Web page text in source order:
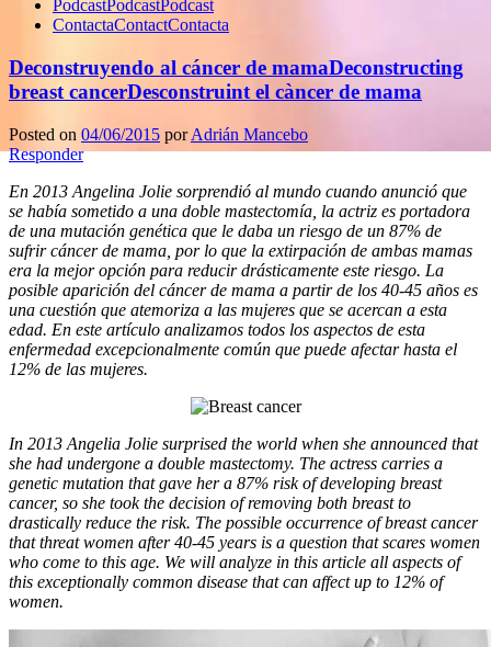
PodcastPodcastPodcast
ContactaContactContacta
Deconstruyendo al cáncer de mamaDeconstructing
breast cancerDesconstruint el càncer de mama
Posted on 04/06/2015 porAdrián Mancebo
Responder
En 2013 Angelina Jolie sorprendió al mundo cuando anunció que
se había sometido a una doble mastectomía, la actriz es portadora
de una mutación genética que le daba un riesgo de un 87% de
sufrir cáncer de mama, por lo que la extirpación de ambas mamas
era la mejor opción para reducir drásticamente este riesgo. La
posible aparición del cáncer de mama a partir de los 40-45 años es
una cuestión que atemoriza a las mujeres que se acercan a esta
edad. En este artículo analizamos todos los aspectos de esta
enfermedad excepcionalmente común que puede afectar hasta el
12% de las mujeres.
In 2013 Angelia Jolie surprised the world when she announced that
she had undergone a double mastectomy. The actress carries a
genetic mutation that gave her a 87% risk of developing breast
cancer, so she took the decision of removing both breast to
drastically reduce the risk. The possible occurrence of breast cancer
that threat women after 40-45 years is a question that scares women
who come to this age. We will analyze in this article all aspects of
this exceptionally common disease that can affect up to 12% of
women.